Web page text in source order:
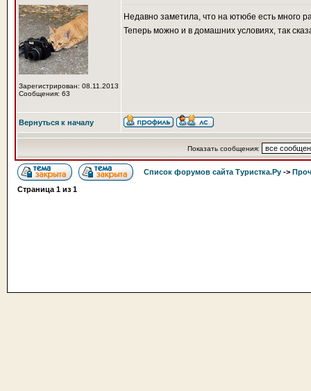
Зарегистрирован: 08.11.2013
Сообщения: 63
Недавно заметила, что на ютюбе есть много
Теперь можно и в домашних условиях, так
Вернуться к началу
Показать сообщения:
Список форумов сайта Туристка.Ру ->
Страница 1 из 1